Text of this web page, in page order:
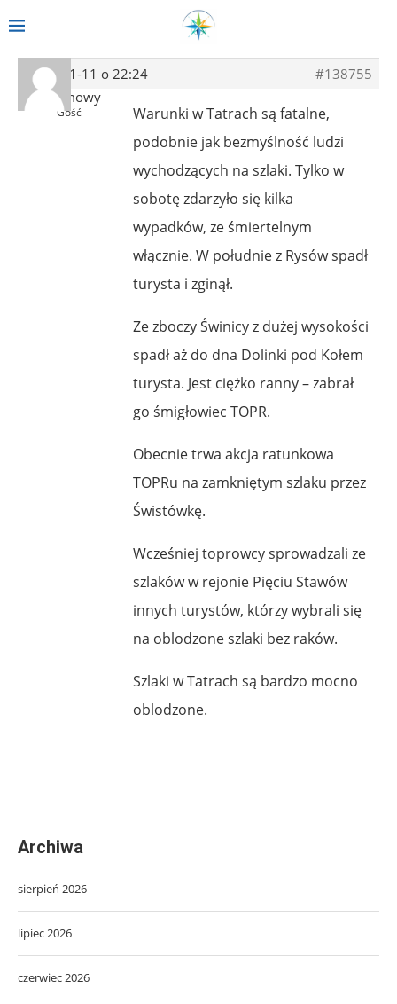
2014-01-11 o 22:24
#138755
Anonimowy
Gość
Warunki w Tatrach są fatalne,
podobnie jak bezmyślność ludzi
wychodzących na szlaki. Tylko w
sobotę zdarzyło się kilka
wypadków, ze śmiertelnym
włącznie. W południe z Rysów spadł
turysta i zginął.
Ze zboczy Świnicy z dużej wysokości
spadł aż do dna Dolinki pod Kołem
turysta. Jest ciężko ranny – zabrał
go śmigłowiec TOPR.
Obecnie trwa akcja ratunkowa
TOPRu na zamkniętym szlaku przez
Świstówkę.
Wcześniej toprowcy sprowadzali ze
szlaków w rejonie Pięciu Stawów
innych turystów, którzy wybrali się
na oblodzone szlaki bez raków.
Szlaki w Tatrach są bardzo mocno
oblodzone.
Archiwa
sierpień 2026
lipiec 2026
czerwiec 2026